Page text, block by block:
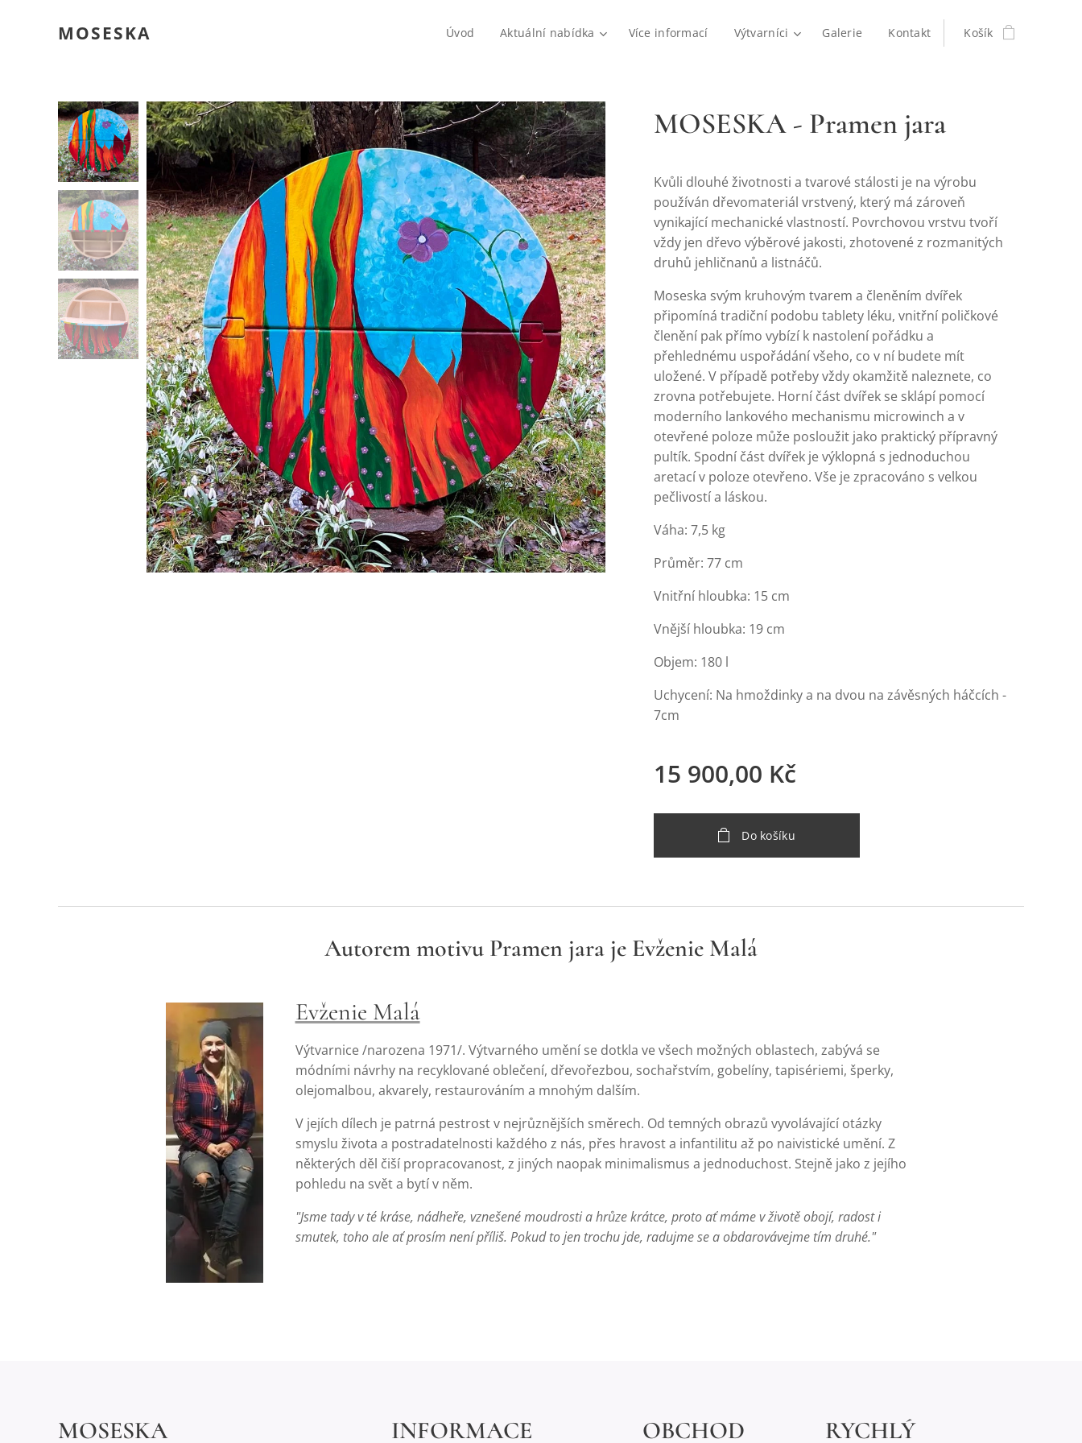
MOSESKA Úvod Aktuální nabídka Více informací Výtvarníci Galerie Kontakt Košík
MOSESKA - Pramen jara
Kvůli dlouhé životnosti a tvarové stálosti je na výrobu
používán dřevomateriál vrstvený, který má zároveň
vynikající mechanické vlastností. Povrchovou vrstvu tvoří
vždy jen dřevo výběrové jakosti, zhotovené z rozmanitých
druhů jehličnanů a listnáčů.
Moseska svým kruhovým tvarem a členěním dvířek
připomíná tradiční podobu tablety léku, vnitřní poličkové
členění pak přímo vybízí k nastolení pořádku a
přehlednému uspořádání všeho, co v ní budete mít
uložené. V případě potřeby vždy okamžitě naleznete, co
zrovna potřebujete. Horní část dvířek se sklápí pomocí
moderního lankového mechanismu microwinch a v
otevřené poloze může posloužit jako praktický přípravný
pultík. Spodní část dvířek je výklopná s jednoduchou
aretací v poloze otevřeno. Vše je zpracováno s velkou
pečlivostí a láskou.
Váha: 7,5 kg
Průměr: 77 cm
Vnitřní hloubka: 15 cm
Vnější hloubka: 19 cm
Objem: 180 l
Uchycení: Na hmoždinky a na dvou na závěsných háčcích -
7cm
15 900,00 Kč
Do košíku
Autorem motivu Pramen jara je Evženie Malá
Evženie Malá
Výtvarnice /narozena 1971/. Výtvarného umění se dotkla ve všech možných oblastech, zabývá se
módními návrhy na recyklované oblečení, dřevořezbou, sochařstvím, gobelíny, tapisériemi, šperky,
olejomalbou, akvarely, restaurováním a mnohým dalším.
V jejích dílech je patrná pestrost v nejrůznějších směrech. Od temných obrazů vyvolávající otázky
smyslu života a postradatelnosti každého z nás, přes hravost a infantilitu až po naivistické umění. Z
některých děl čiší propracovanost, z jiných naopak minimalismus a jednoduchost. Stejně jako z jejího
pohledu na svět a bytí v něm.
"Jsme tady v té kráse, nádheře, vznešené moudrosti a hrůze krátce, proto ať máme v životě obojí, radost i
smutek, toho ale ať prosím není příliš. Pokud to jen trochu jde, radujme se a obdarovávejme tím druhé."
MOSESKA INFORMACE OBCHOD RYCHLÝ